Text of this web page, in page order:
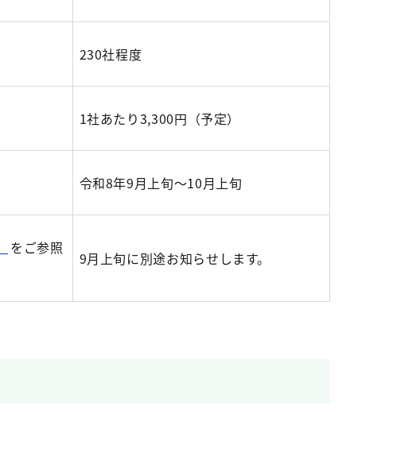
230社程度
1社あたり3,300円（予定）
令和8年9月上旬～10月上旬
をご参照
9月上旬に別途お知らせします。